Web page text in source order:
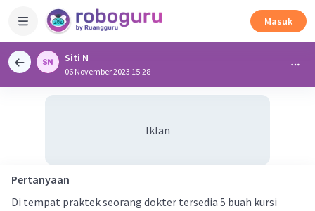
Masuk
Siti N
06 November 2023 15:28
Iklan
Pertanyaan
Di tempat praktek seorang dokter tersedia 5 buah kursi